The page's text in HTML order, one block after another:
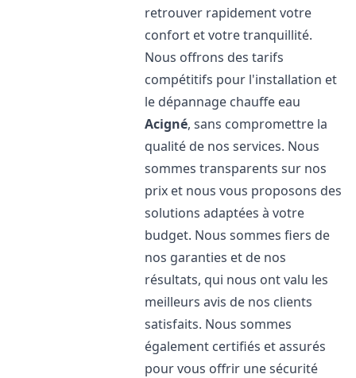
retrouver rapidement votre
confort et votre tranquillité.
Nous offrons des tarifs
compétitifs pour l'installation et
le dépannage chauffe eau
Acigné, sans compromettre la
qualité de nos services. Nous
sommes transparents sur nos
prix et nous vous proposons des
solutions adaptées à votre
budget. Nous sommes fiers de
nos garanties et de nos
résultats, qui nous ont valu les
meilleurs avis de nos clients
satisfaits. Nous sommes
également certifiés et assurés
pour vous offrir une sécurité